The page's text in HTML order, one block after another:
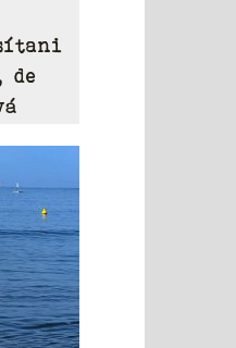
de